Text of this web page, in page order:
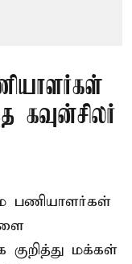
கவுன்சிலர்
பணியாளர்கள்
மக்கள்